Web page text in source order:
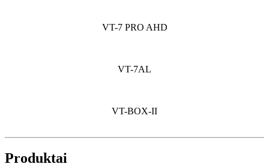
VT-7 PRO AHD
VT-7AL
VT-BOX-II
Produktai